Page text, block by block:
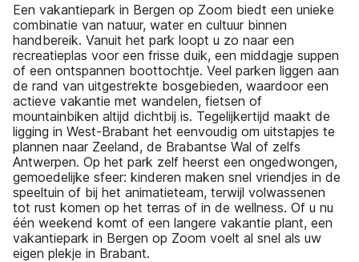
Een vakantiepark in Bergen op Zoom biedt een unieke
combinatie van natuur, water en cultuur binnen
handbereik. Vanuit het park loopt u zo naar een
recreatieplas voor een frisse duik, een middagje suppen
of een ontspannen boottochtje. Veel parken liggen aan
de rand van uitgestrekte bosgebieden, waardoor een
actieve vakantie met wandelen, fietsen of
mountainbiken altijd dichtbij is. Tegelijkertijd maakt de
ligging in West-Brabant het eenvoudig om uitstapjes te
plannen naar Zeeland, de Brabantse Wal of zelfs
Antwerpen. Op het park zelf heerst een ongedwongen,
gemoedelijke sfeer: kinderen maken snel vriendjes in de
speeltuin of bij het animatieteam, terwijl volwassenen
tot rust komen op het terras of in de wellness. Of u nu
één weekend komt of een langere vakantie plant, een
vakantiepark in Bergen op Zoom voelt al snel als uw
eigen plekje in Brabant.